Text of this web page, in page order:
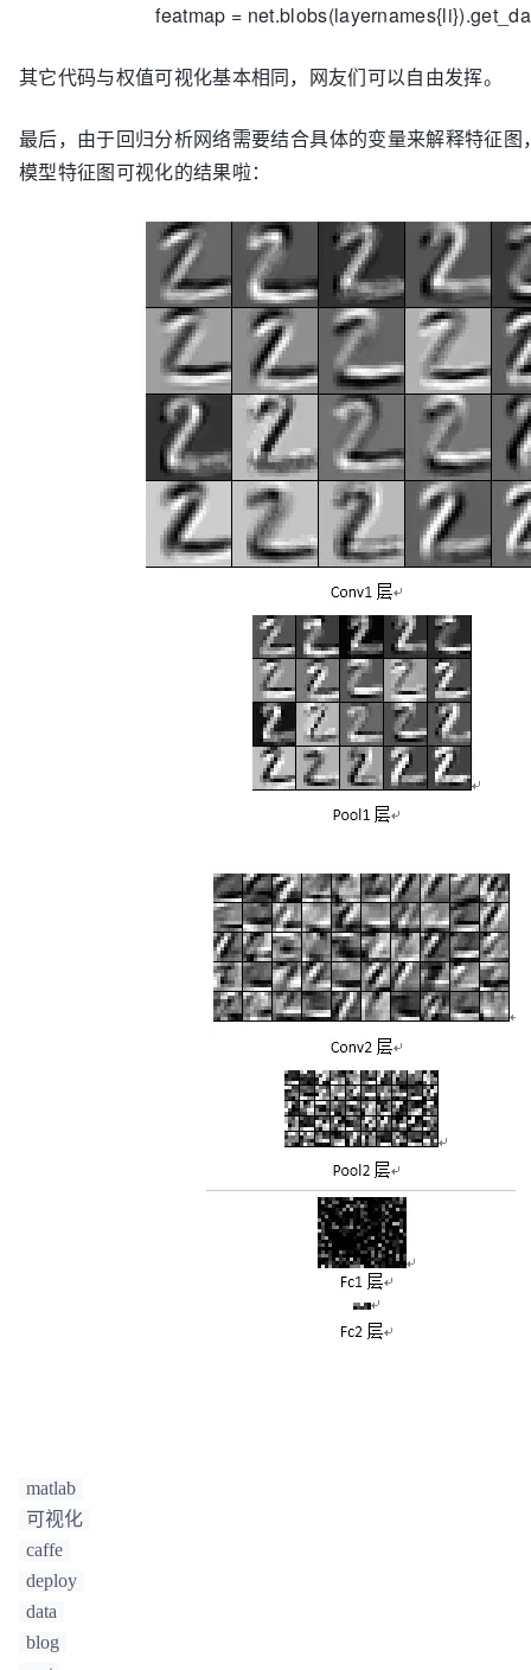
featmap =
其它代码与权值可视化基本相同，网友们可以自由发挥。
最后，由于回归分析网络需要结合具体的变量来解释特征
模型特征图可视化的结果啦：
matlab
可视化
caffe
deploy
data
blog